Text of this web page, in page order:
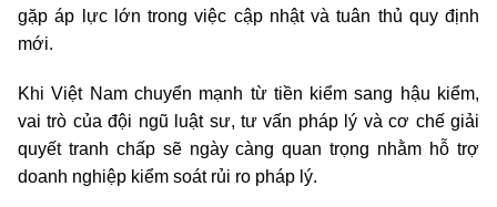
gặp áp lực lớn trong việc cập nhật và tuân thủ quy định
mới.
Khi Việt Nam chuyển mạnh từ tiền kiểm sang hậu kiểm,
vai trò của đội ngũ luật sư, tư vấn pháp lý và cơ chế giải
quyết tranh chấp sẽ ngày càng quan trọng nhằm hỗ trợ
doanh nghiệp kiểm soát rủi ro pháp lý.